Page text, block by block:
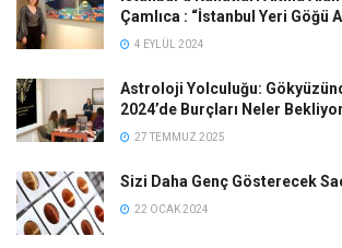
Çamlıca : “İstanbul Yeri Göğü
4 EYLÜL 2024
Astroloji Yolculuğu:
2024’de Burçları Neler
27 TEMMUZ 2025
Sizi Daha Genç Gösterecek
22 OCAK 2024